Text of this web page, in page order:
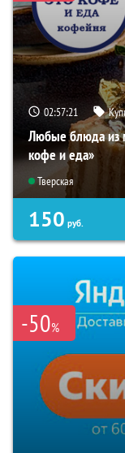
02:57:20
Любые блюда из
кофе и еда»
Тверская
150 руб.
-50%